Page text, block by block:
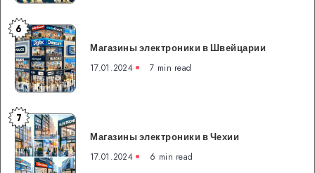
Магазины
электроники
в
Швейцарии
6
Магазины электроники в Швейцарии
17.01.2024 7 min read
Магазины
электроники
в
Чехии
7
Магазины электроники в Чехии
17.01.2024 6 min read